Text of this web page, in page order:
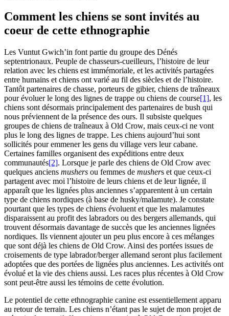
Comment les chiens se sont invités au
coeur de cette ethnographie
Les Vuntut Gwich’in font partie du groupe des Dénés
septentrionaux. Peuple de chasseurs-cueilleurs, l’histoire de leur
relation avec les chiens est immémoriale, et les activités partagées
entre humains et chiens ont varié au fil des siècles et de l’histoire.
Tantôt partenaires de chasse, porteurs de gibier, chiens de traîneaux
pour évoluer le long des lignes de trappe ou chiens de course[1], les
chiens sont désormais principalement des partenaires de bush qui
nous préviennent de la présence des ours. Il subsiste quelques
groupes de chiens de traîneaux à Old Crow, mais ceux-ci ne vont
plus le long des lignes de trappe. Les chiens aujourd’hui sont
sollicités pour emmener les gens du village vers leur cabane.
Certaines familles organisent des expéditions entre deux
communautés[2]. Lorsque je parle des chiens de Old Crow avec
quelques anciens mushers ou femmes de mushers et que ceux-ci
partagent avec moi l’histoire de leurs chiens et de leur lignée, il
apparaît que les lignées plus anciennes s’apparentent à un certain
type de chiens nordiques (à base de husky/malamute). Je constate
pourtant que les types de chiens évoluent et que les malamutes
disparaissent au profit des labradors ou des bergers allemands, qui
trouvent désormais davantage de succès que les anciennes lignées
nordiques. Ils viennent ajouter un peu plus encore à ces mélanges
que sont déjà les chiens de Old Crow. Ainsi des portées issues de
croisements de type labrador/berger allemand seront plus facilement
adoptées que des portées de lignées plus anciennes. Les activités ont
évolué et la vie des chiens aussi. Les races plus récentes à Old Crow
sont peut-être aussi les témoins de cette évolution.
Le potentiel de cette ethnographie canine est essentiellement apparu
au retour de terrain. Les chiens n’étant pas le sujet de mon projet de